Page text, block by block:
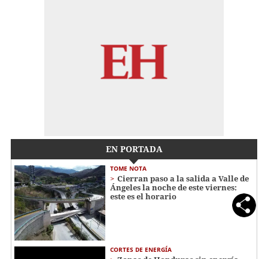
EN PORTADA
TOME NOTA
Cierran paso a la salida a Valle de
Ángeles la noche de este viernes:
este es el horario
CORTES DE ENERGÍA